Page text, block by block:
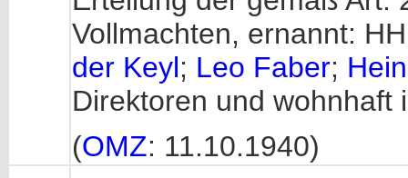
Vollmachten, ernannt:
der Keyl; Leo Faber;
Direktoren und wohnhaft
(OMZ: 11.10.1940)